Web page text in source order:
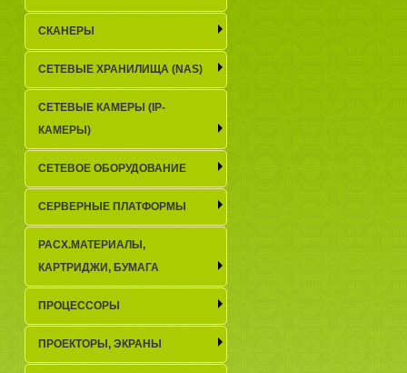
СКАНЕРЫ
СЕТЕВЫЕ ХРАНИЛИЩА (NAS)
СЕТЕВЫЕ КАМЕРЫ (IP-
КАМЕРЫ)
СЕТЕВОЕ ОБОРУДОВАНИЕ
СЕРВЕРНЫЕ ПЛАТФОРМЫ
РАСХ.МАТЕРИАЛЫ,
КАРТРИДЖИ, БУМАГА
ПРОЦЕССОРЫ
ПРОЕКТОРЫ, ЭКРАНЫ